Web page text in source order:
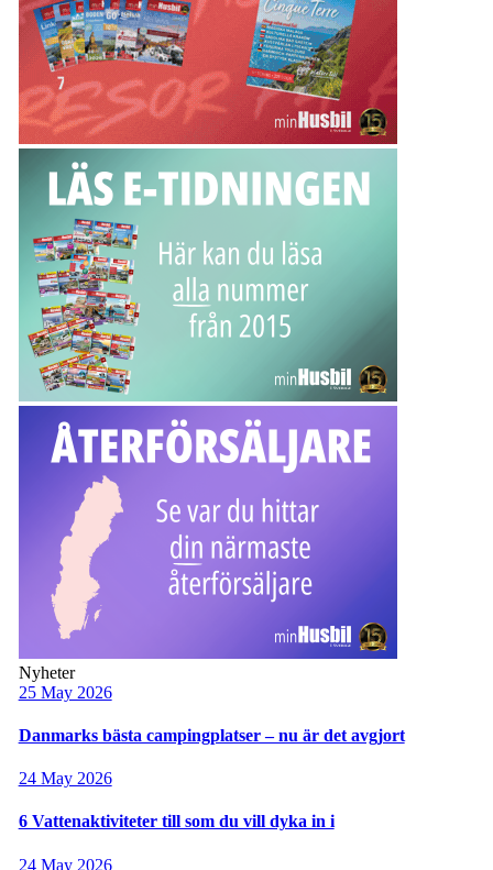
Nyheter
25 May 2026
Danmarks bästa campingplatser – nu är det avgjort
24 May 2026
6 Vattenaktiviteter till som du vill dyka in i
24 May 2026